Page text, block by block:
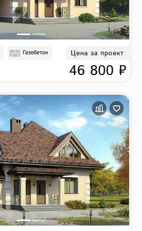
Газобетон Цена за проект
46 800 ₽